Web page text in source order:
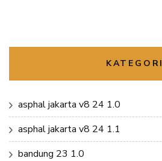
KATEGORI
asphal jakarta v8 24 1.0
asphal jakarta v8 24 1.1
bandung 23 1.0